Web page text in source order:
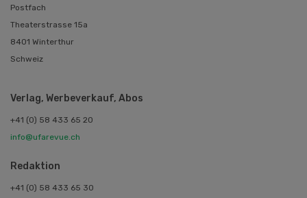
Postfach
Theaterstrasse 15a
8401 Winterthur
Schweiz
Verlag, Werbeverkauf, Abos
+41 (0) 58 433 65 20
info@ufarevue.ch
Redaktion
+41 (0) 58 433 65 30